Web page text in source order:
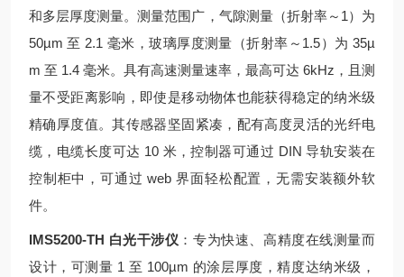
和多层厚度测量。测量范围广，气隙测量（折射率～1）为
50µm 至 2.1 毫米，玻璃厚度测量（折射率～1.5）为 35µ
m 至 1.4 毫米。具有高速测量速率，最高可达 6kHz，且测
量不受距离影响，即使是移动物体也能获得稳定的纳米级
精确厚度值。其传感器坚固紧凑，配有高度灵活的光纤电
缆，电缆长度可达 10 米，控制器可通过 DIN 导轨安装在
控制柜中，可通过 web 界面轻松配置，无需安装额外软
件。
IMS5200-TH 白光干涉仪 ：专为快速、高精度在线测量而
设计，可测量 1 至 100µm 的涂层厚度，精度达纳米级，